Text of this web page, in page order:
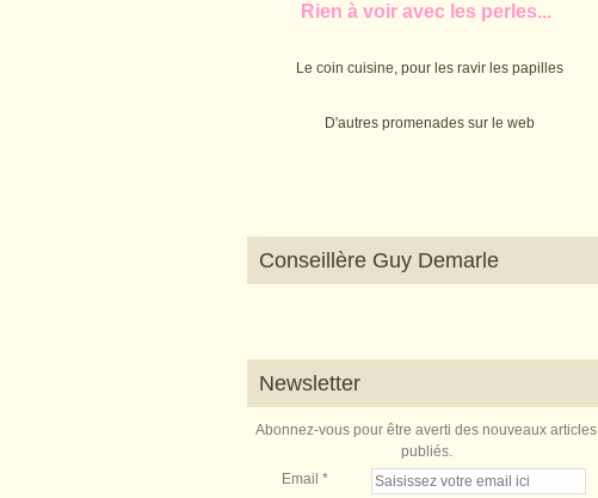
Rien à voir avec les perles...
Le coin cuisine, pour les ravir les papilles
D'autres promenades sur le web
Conseillère Guy Demarle
Newsletter
Abonnez-vous pour être averti des nouveaux articles
publiés.
Email